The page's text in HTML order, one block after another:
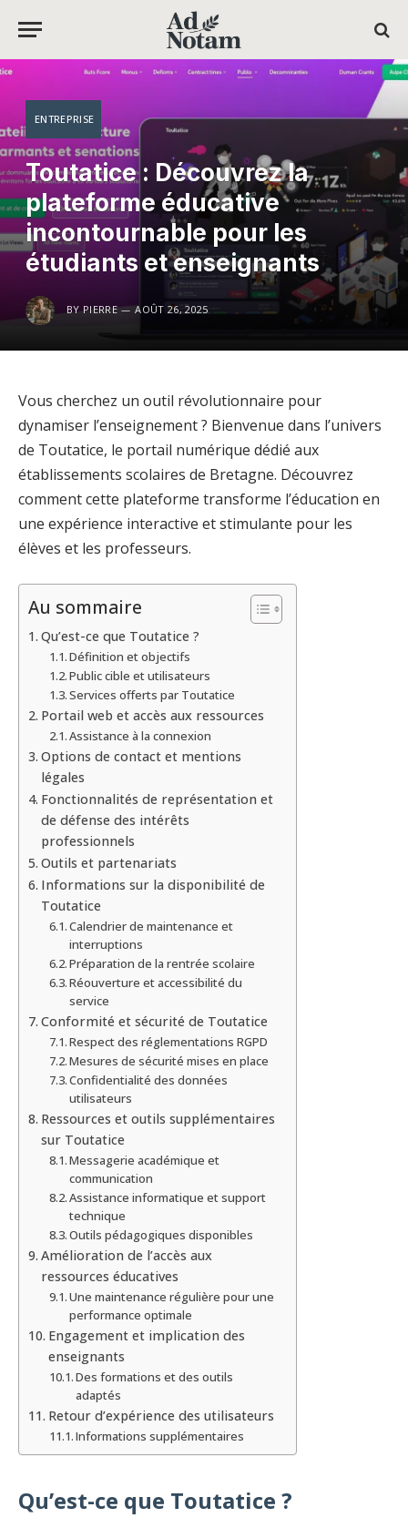
ENTREPRISE
Toutatice : Découvrez la
plateforme éducative
incontournable pour les
étudiants et enseignants
BY PIERRE AOÛT 26, 2025
Vous cherchez un outil révolutionnaire pour
dynamiser l’enseignement ? Bienvenue dans l’univers
de Toutatice, le portail numérique dédié aux
établissements scolaires de Bretagne. Découvrez
comment cette plateforme transforme l’éducation en
une expérience interactive et stimulante pour les
élèves et les professeurs.
Au sommaire
Qu’est-ce que Toutatice ?
Définition et objectifs
Public cible et utilisateurs
Services offerts par Toutatice
Portail web et accès aux ressources
Assistance à la connexion
Options de contact et mentions
légales
Fonctionnalités de représentation et
de défense des intérêts
professionnels
Outils et partenariats
Informations sur la disponibilité de
Toutatice
Calendrier de maintenance et
interruptions
Préparation de la rentrée scolaire
Réouverture et accessibilité du
service
Conformité et sécurité de Toutatice
Respect des réglementations RGPD
Mesures de sécurité mises en place
Confidentialité des données
utilisateurs
Ressources et outils supplémentaires
sur Toutatice
Messagerie académique et
communication
Assistance informatique et support
technique
Outils pédagogiques disponibles
Amélioration de l’accès aux
ressources éducatives
Une maintenance régulière pour une
performance optimale
Engagement et implication des
enseignants
Des formations et des outils
adaptés
Retour d’expérience des utilisateurs
Informations supplémentaires
Qu’est-ce que Toutatice ?